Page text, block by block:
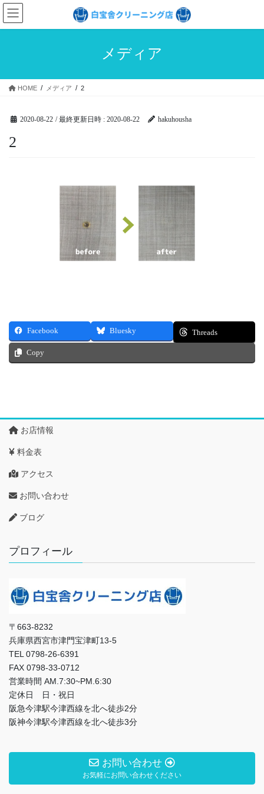
コ
ン
テ
ス
ナ
ビ
ゲ
ン
メディア
HOME メディア 2
2020-08-22 / 最終更新日時 : 2020-08-22 hakuhousha
2
Facebook Bluesky Threads
Copy
お店情報
料金表
アクセス
お問い合わせ
ブログ
プロフィール
〒663-8232
兵庫県西宮市津門宝津町13-5
TEL 0798-26-6391
FAX 0798-33-0712
営業時間 AM.7:30~PM.6:30
定休日 日・祝日
阪急今津駅今津西線を北へ徒歩2分
阪神今津駅今津西線を北へ徒歩3分
お問い合わせ
お気軽にお問い合わせください